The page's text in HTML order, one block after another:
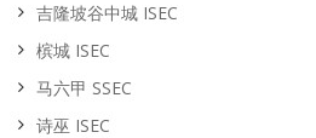
吉隆坡谷中城 ISEC
槟城 ISEC
马六甲 SSEC
诗巫 ISEC